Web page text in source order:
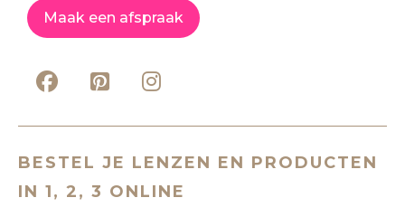
Maak een afspraak
BESTEL JE LENZEN EN PRODUCTEN
IN 1, 2, 3 ONLINE